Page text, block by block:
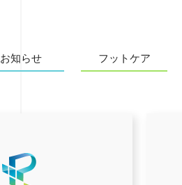
お知らせ フットケア